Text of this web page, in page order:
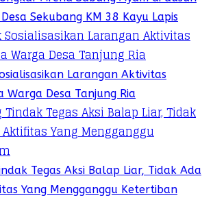
Sekubang KM 38 Kayu Lapis
Larangan Aktivitas
Warga Desa Tanjung Ria
Tegas Aksi Balap Liar, Tidak Ada
Yang Mengganggu Ketertiban